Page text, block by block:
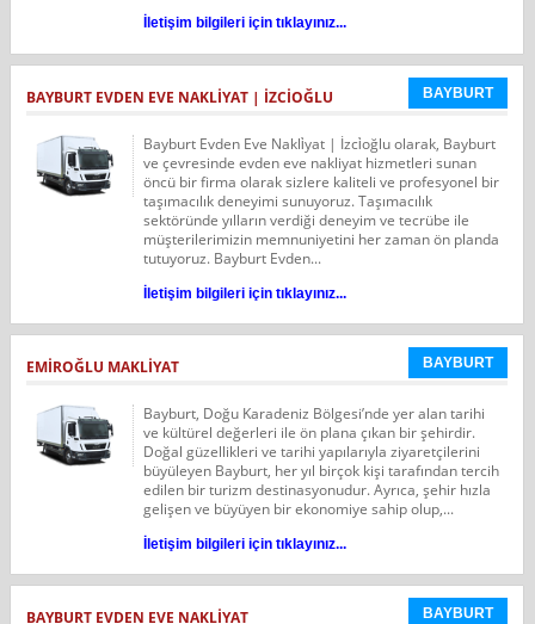
İletişim bilgileri için tıklayınız...
BAYBURT EVDEN EVE NAKLİYAT | İZCİOĞLU BAYBURT
Bayburt Evden Eve Nakli̇yat | İzci̇oğlu olarak, Bayburt
ve çevresinde evden eve nakliyat hizmetleri sunan
öncü bir firma olarak sizlere kaliteli ve profesyonel bir
taşımacılık deneyimi sunuyoruz. Taşımacılık
sektöründe yılların verdiği deneyim ve tecrübe ile
müşterilerimizin memnuniyetini her zaman ön planda
tutuyoruz. Bayburt Evden...
İletişim bilgileri için tıklayınız...
EMİROĞLU MAKLİYAT BAYBURT
Bayburt, Doğu Karadeniz Bölgesi’nde yer alan tarihi
ve kültürel değerleri ile ön plana çıkan bir şehirdir.
Doğal güzellikleri ve tarihi yapılarıyla ziyaretçilerini
büyüleyen Bayburt, her yıl birçok kişi tarafından tercih
edilen bir turizm destinasyonudur. Ayrıca, şehir hızla
gelişen ve büyüyen bir ekonomiye sahip olup,...
İletişim bilgileri için tıklayınız...
BAYBURT EVDEN EVE NAKLIYAT BAYBURT